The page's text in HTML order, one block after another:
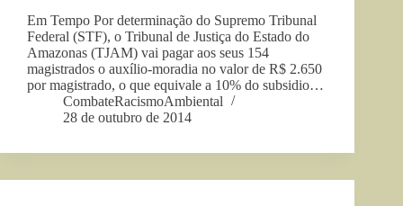
Em Tempo Por determinação do Supremo Tribunal
Federal (STF), o Tribunal de Justiça do Estado do
Amazonas (TJAM) vai pagar aos seus 154
magistrados o auxílio-moradia no valor de R$ 2.650
por magistrado, o que equivale a 10% do subsidio…
CombateRacismoAmbiental
28 de outubro de 2014